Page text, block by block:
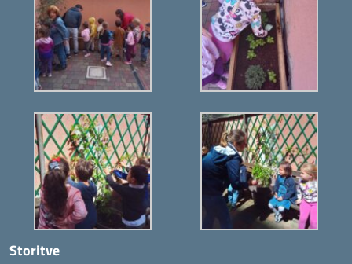
Storitve